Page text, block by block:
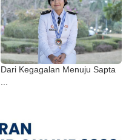
Dari Kegagalan Menuju Sapta
...